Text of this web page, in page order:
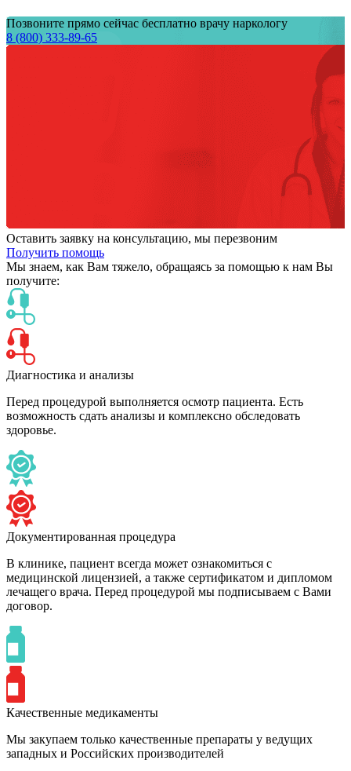
Позвоните прямо сейчас бесплатно врачу наркологу
8 (800) 333-89-65
Оставить заявку на консультацию, мы перезвоним
Получить помощь
Мы знаем, как Вам тяжело, обращаясь за помощью к нам Вы
получите:
Диагностика и анализы
Перед процедурой выполняется осмотр пациента. Есть
возможность сдать анализы и комплексно обследовать
здоровье.
Документированная процедура
В клинике, пациент всегда может ознакомиться с
медицинской лицензией, а также сертификатом и дипломом
лечащего врача. Перед процедурой мы подписываем с Вами
договор.
Качественные медикаменты
Мы закупаем только качественные препараты у ведущих
западных и Российских производителей